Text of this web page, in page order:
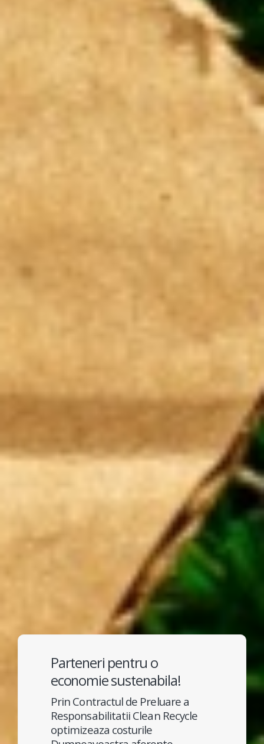
Parteneri pentru o
economie sustenabila!
Prin Contractul de Preluare a
Responsabilitatii Clean Recycle
optimizeaza costurile